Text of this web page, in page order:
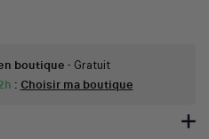
boutique - Gratuit
: Choisir ma boutique